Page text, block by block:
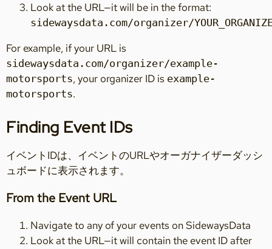
Look at the URL—it will be in the format:
sidewaysdata.com/organizer/
For example, if your URL is
sidewaysdata.com/organizer/example-
motorsports, your organizer ID is example-
motorsports.
Finding Event IDs
イベントIDは、イベントのURLやオーガナイザーダッシ
ュボードに表示されます。
From the Event URL
Navigate to any of your events on SidewaysData
Look at the URL—it will contain the event ID after